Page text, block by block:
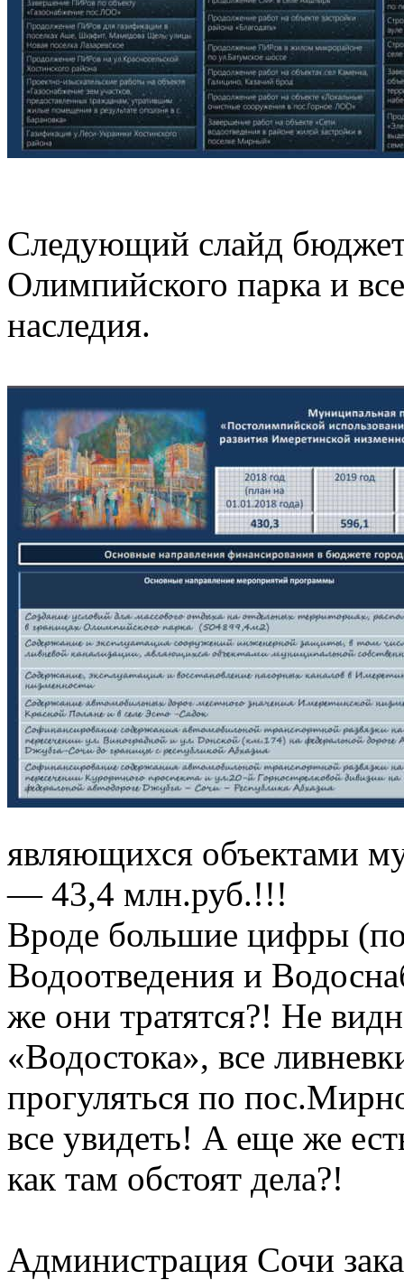
Следующий слайд
Олимпийского парка и
наследия.
являющихся объектами
— 43,4 млн.руб.!!!
Вроде большие цифры
Водоотведения и
же они тратятся?! Не
«Водостока», все
прогуляться по
все увидеть! А еще же
как там обстоят дела?!
Администрация Сочи